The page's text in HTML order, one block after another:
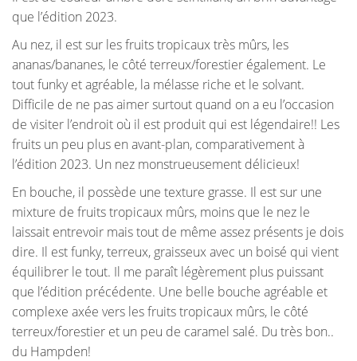
que l’édition 2023.
Au nez, il est sur les fruits tropicaux très mûrs, les
ananas/bananes, le côté terreux/forestier également. Le
tout funky et agréable, la mélasse riche et le solvant.
Difficile de ne pas aimer surtout quand on a eu l’occasion
de visiter l’endroit où il est produit qui est légendaire!! Les
fruits un peu plus en avant-plan, comparativement à
l’édition 2023. Un nez monstrueusement délicieux!
En bouche, il possède une texture grasse. Il est sur une
mixture de fruits tropicaux mûrs, moins que le nez le
laissait entrevoir mais tout de même assez présents je dois
dire. Il est funky, terreux, graisseux avec un boisé qui vient
équilibrer le tout. Il me paraît légèrement plus puissant
que l’édition précédente. Une belle bouche agréable et
complexe axée vers les fruits tropicaux mûrs, le côté
terreux/forestier et un peu de caramel salé. Du très bon..
du Hampden!